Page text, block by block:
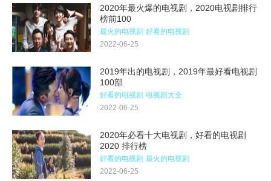
2020年最火爆的电视剧，2020电视剧排行
榜前100
最火的电视剧 好看的电视剧
2022-06-25
2019年出的电视剧，2019年最好看电视剧
100部
好看的电视剧 电视剧大全
2022-06-25
2020年必看十大电视剧，好看的电视剧
2020 排行榜
好看的电视剧 最火的电视剧
2022-06-25